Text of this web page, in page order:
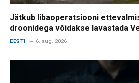
Jätkub libaoperatsiooni
droonidega võidakse lavastada
EESTI 6. aug. 2026